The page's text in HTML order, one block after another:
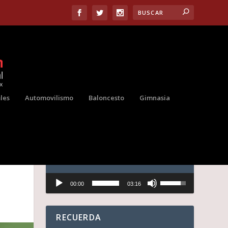
Automovilismo Baloncesto Gimnasia
audio
00:00 03:16
t
i
l
RECUERDA